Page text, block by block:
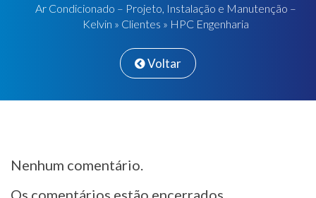
Ar Condicionado – Projeto, Instalação e Manutenção –
Kelvin » Clientes » HPC Engenharia
Voltar
Nenhum comentário.
Os comentários estão encerrados...